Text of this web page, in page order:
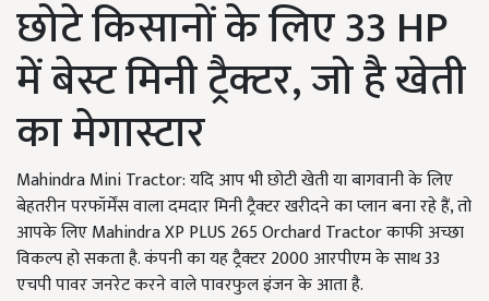
छोटे किसानों के लिए 33 HP
में बेस्ट मिनी ट्रैक्टर, जो है खेती
का मेगास्टार
Mahindra Mini Tractor: यदि आप भी छोटी खेती या बागवानी के लिए
बेहतरीन परफॉर्मेंस वाला दमदार मिनी ट्रैक्टर खरीदने का प्लान बना रहे हैं, तो
आपके लिए Mahindra XP PLUS 265 Orchard Tractor काफी अच्छा
विकल्प हो सकता है. कंपनी का यह ट्रैक्टर 2000 आरपीएम के साथ 33
एचपी पावर जनरेट करने वाले पावरफुल इंजन के आता है.